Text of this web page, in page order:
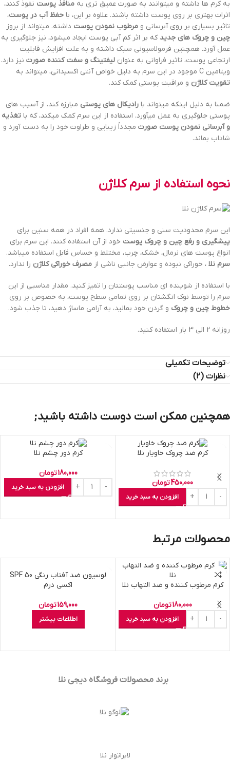
به کرم ها داشته و میتوانند به صورت عمیق تری به منافذ پوست نفوذ کنند،
اثرات بهتری بر روی پوست داشته باشند. علاوه بر این، با حفظ آب در پوست،
تاثیر بسیاری بر روی آبرسانی و مرطوب نمودن پوست داشته. میتواند از بروز
چین و چروک های جدید که بر اثر کم آبی پوست ایجاد میشود، نیز جلوگیری به
عمل آورد. همچنین فرمولاسیونی سبک داشته و به علت افزایش قابلیت
ارتجاعی پوست، تاثیر فراوانی به عنوان لیفتینگ و سفت کننده صورت نیز دارد.
ویتامین C موجود در این سرم به دلیل خواص آنتی اکسیدانی، میتواند به
تقویت کلاژن و مراقبت پوستی کمک کند.
ضمنا به دلیل اینکه میتواند با رادیکال های پوستی مبارزه کند، از آسیب های
پوستی جلوگیری به عمل میآورد. استفاده از این سرم کمک میکند، که با تغذیه
و آبرسانی نمودن پوست صورت مجدداً زیبایی و طراوت خود را به دست آورد و
شاداب بماند.
نحوه استفاده از سرم کلاژن
این سرم محدودیت سنی و جنسیتی ندارد. همه افراد در همه سنین برای
پیشگیری و رفع چین و چروک پوست خود از آن استفاده کنند. این سرم برای
انواع پوست های نرمال، خشک، چرب، مختلط و حساس قابل استفاده میباشد.
سرم نلا ، خوراکی نبوده و عوارض جانبی ناشی از مصرف خوراکی کلاژن را ندارد.
با استفاده از شوینده ای مناسب پوستتان را تمیز کنید. مقدار مناسبی از این
سرم را توسط نوک انگشتان بر روی تمامی سطح پوست، به خصوص بر روی
خطوط چین و چروک و گردن خود بمالید، به آرامی ماساژ دهید، تا جذب شود.
روزانه 2 الی 3 بار استفاده کنید.
توضیحات تکمیلی
نظرات (2)
همچنین ممکن است دوست داشته باشید;
کرم ضد چروک خاویار نلا
450,000تومان
افزودن به سبد خرید
کرم دور چشم نلا
180,000تومان
افزودن به سبد خرید
محصولات مرتبط
کرم مرطوب کننده و ضد التهاب نلا
180,000تومان
افزودن به سبد خرید
اتمام موجودی
لوسیون ضد آفتاب رنگی SPF 50
اکسی درم
159,000تومان
اطلاعات بیشتر
برند محصولات فروشگاهدیجی نلا
لابراتوار نلا